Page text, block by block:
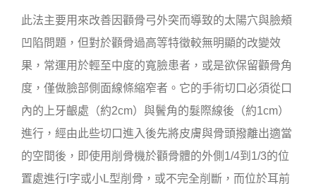
此法主要用來改善因顴骨弓外突而導致的太陽穴與臉頰
凹陷問題，但對於顴骨過高等特徵較無明顯的改變效
果，常運用於輕至中度的寬臉患者，或是欲保留顴骨角
度，僅做臉部側面線條縮窄者。它的手術切口必須從口
內的上牙齦處（約2cm）與鬢角的髮際線後（約1cm）
進行，經由此些切口進入後先將皮膚與骨頭撥離出適當
的空間後，即使用削骨機於顴骨體的外側1/4到1/3的位
置處進行I字或小L型削骨，或不完全削斷，而位於耳前